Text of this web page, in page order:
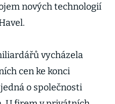
nových technologií
vycházela
cen ke konci
o společnosti